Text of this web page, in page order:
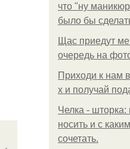
что "ну
было бы
Щас приедут
очередь на
Приходи к нам
х и получай
Челка - шторка:
носить и с
сочетать.